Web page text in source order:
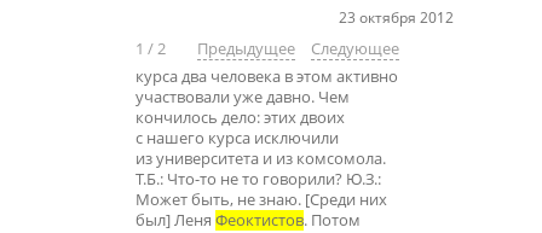
23 октября 2012
1 /2 Предыдущее
Следующее
курса два человека в этом активно
участвовали уже давно. Чем
кончилось дело: этих двоих
с нашего курса исключили
из университета и из комсомола.
Т.Б.: Что-то не то говорили? Ю.З.:
Может быть, не знаю. [Среди них
был] Леня Феоктистов. Потом